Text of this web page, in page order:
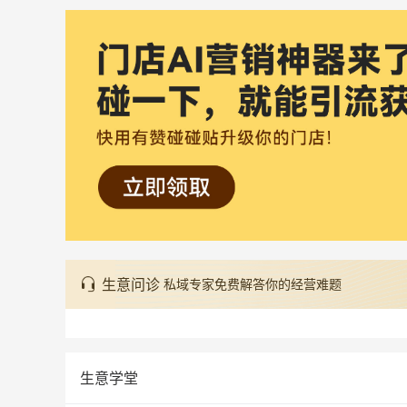
生意问诊 私域专家免费解答你的经营难题
生意学堂